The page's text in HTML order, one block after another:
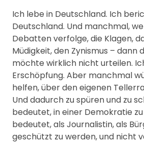
Ich lebe in Deutschland. Ich
Deutschland. Und manchmal,
Debatten verfolge, die Klagen,
Müdigkeit, den Zynismus – dann
möchte wirklich nicht urteilen.
Erschöpfung. Aber manchmal
helfen, über den eigenen
Und dadurch zu spüren und zu
bedeutet, in einer Demokratie
bedeutet, als Journalistin, als
geschützt zu werden, und nicht